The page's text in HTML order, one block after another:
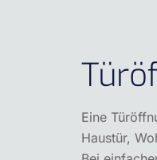
Eine
Haustür,